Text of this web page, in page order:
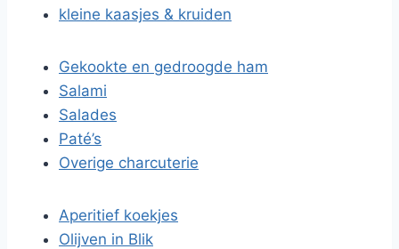
kleine kaasjes & kruiden
Gekookte en gedroogde ham
Salami
Salades
Paté’s
Overige charcuterie
Aperitief koekjes
Olijven in Blik